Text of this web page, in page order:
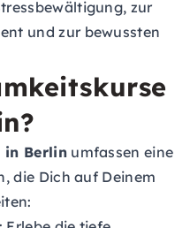
zur
und zur bewussten
in Berlinumfassen eine
die Dich auf Deinem